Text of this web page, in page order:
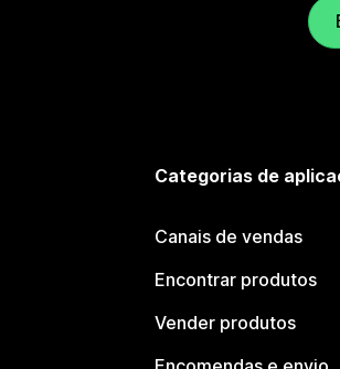
Categorias de
Canais de vendas
Encontrar produtos
Vender produtos